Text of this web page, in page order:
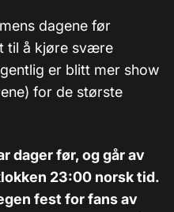
dagene før
til å kjøre svære
er blitt mer show
for de største
dager før, og går av
23:00 norsk tid.
fest for fans av